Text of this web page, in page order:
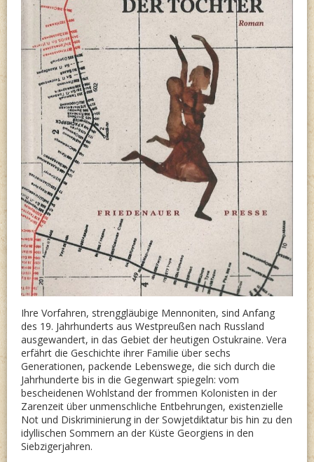
Ihre Vorfahren, strenggläubige Mennoniten, sind Anfang
des 19. Jahrhunderts aus Westpreußen nach Russland
ausgewandert, in das Gebiet der heutigen Ostukraine. Vera
erfährt die Geschichte ihrer Familie über sechs
Generationen, packende Lebenswege, die sich durch die
Jahrhunderte bis in die Gegenwart spiegeln: vom
bescheidenen Wohlstand der frommen Kolonisten in der
Zarenzeit über unmenschliche Entbehrungen, existenzielle
Not und Diskriminierung in der Sowjetdiktatur bis hin zu den
idyllischen Sommern an der Küste Georgiens in den
Siebzigerjahren.